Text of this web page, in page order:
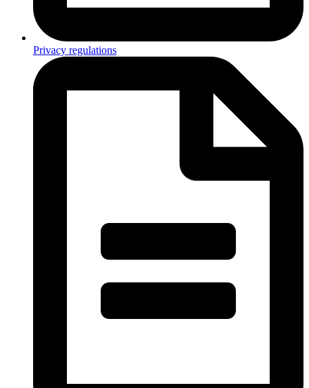
Privacy regulations